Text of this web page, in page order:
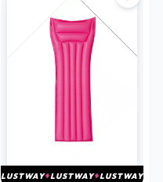
LUSTWAY LUSTWAY LUSTWAY